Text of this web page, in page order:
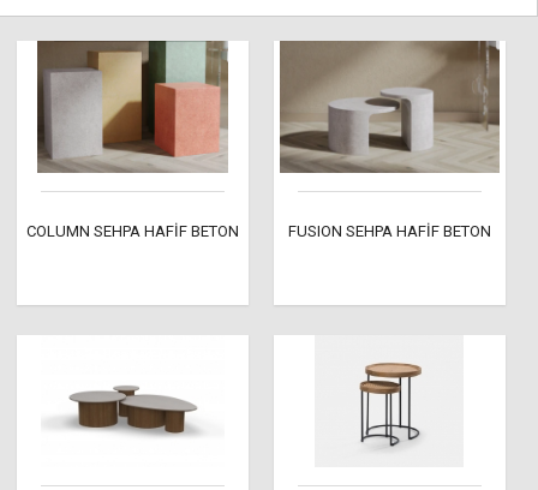
COLUMN SEHPA HAFİF BETON FUSION SEHPA HAFİF BETON